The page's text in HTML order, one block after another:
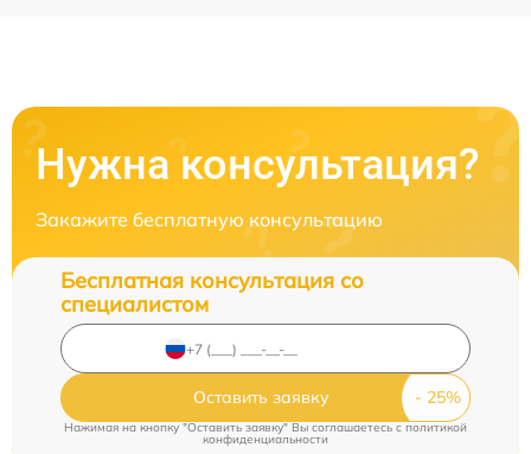
Нужна консультация?
Закажите бесплатную консультацию
Бесплатная консультация со
специалистом
Оставить заявку
Нажимая на кнопку "Оставить заявку" Вы соглашаетесь cполитикой
конфиденциальности